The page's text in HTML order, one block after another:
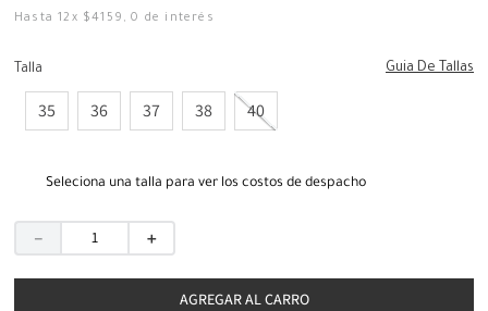
Hasta12 x $4159 ,0 de interés
Talla Guia De Tallas
35 36 37 38 40
Seleciona una talla para ver los costos de despacho
＋
－
AGREGAR AL CARRO